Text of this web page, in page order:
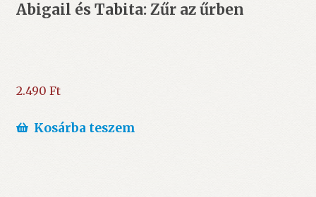
Abigail és Tabita: Zűr az űrben
2.490 Ft
Kosárba teszem